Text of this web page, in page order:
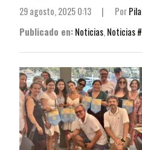
29 agosto, 2025 0:13 | Por
Publicado en:Noticias, Noticias